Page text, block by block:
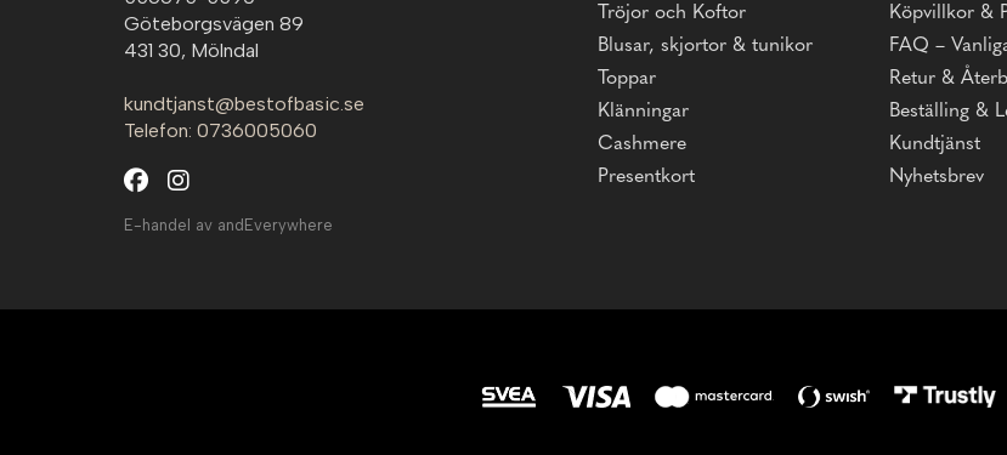
Göteborgsvägen 89
431 30, Mölndal
kundtjanst@bestofbasic.se
Telefon: 0736005060
E-handel av andEverywhere
Tröjor och Koftor
Blusar, skjortor & tunikor
Toppar
Klänningar
Cashmere
Presentkort
Köpvillkor &
FAQ –
Retur &
Beställing &
Kundtjänst
Nyhetsbrev